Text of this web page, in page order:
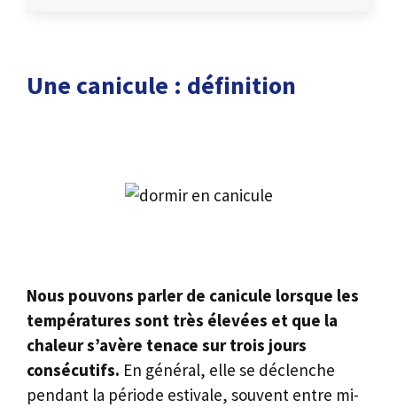
Une canicule : définition
Nous pouvons parler de canicule lorsque les
températures sont très élevées et que la
chaleur s’avère tenace sur trois jours
consécutifs. En général, elle se déclenche
pendant la période estivale, souvent entre mi-